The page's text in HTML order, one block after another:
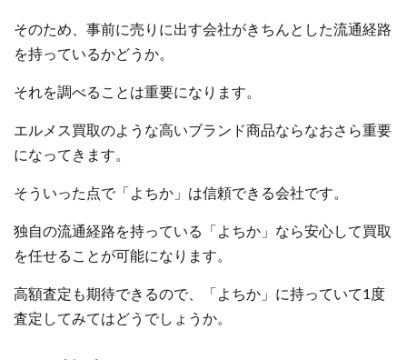
そのため、事前に売りに出す会社がきちんとした流通経路
を持っているかどうか。
それを調べることは重要になります。
エルメス買取のような高いブランド商品ならなおさら重要
になってきます。
そういった点で「よちか」は信頼できる会社です。
独自の流通経路を持っている「よちか」なら安心して買取
を任せることが可能になります。
高額査定も期待できるので、「よちか」に持っていて1度
査定してみてはどうでしょうか。